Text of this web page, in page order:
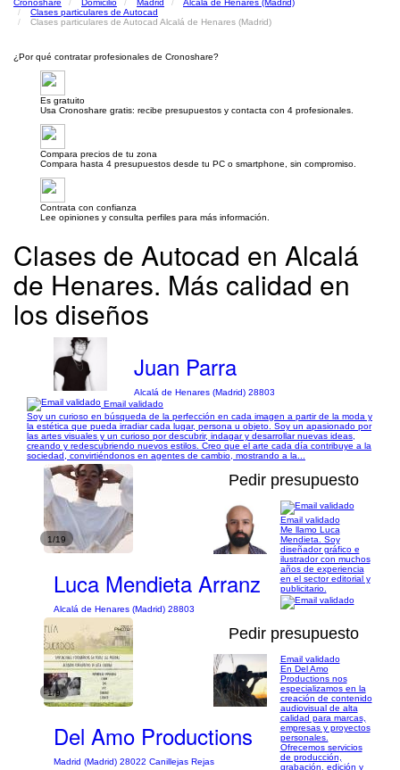
Cronoshare Domicilio Madrid
Alcalá de Henares (Madrid)
Clases particulares de Autocad
Clases particulares de Autocad Alcalá de Henares (Madrid)
¿Por qué contratar profesionales de Cronoshare?
Es gratuito
Usa Cronoshare gratis: recibe presupuestos y contacta con 4 profesionales.
Compara precios de tu zona
Compara hasta 4 presupuestos desde tu PC o smartphone, sin compromiso.
Contrata con confianza
Lee opiniones y consulta perfiles para más información.
Clases de Autocad en Alcalá
de Henares. Más calidad en
los diseños
Juan Parra
Alcalá de Henares (Madrid) 28803
Email validado
Soy un curioso en búsqueda de la perfección en cada imagen a partir de la moda y
la estética que pueda irradiar cada lugar, persona u objeto. Soy un apasionado por
las artes visuales y un curioso por descubrir, indagar y desarrollar nuevas ideas,
creando y redescubriendo nuevos estilos. Creo que el arte cada día contribuye a la
sociedad, convirtiéndonos en agentes de cambio, mostrando a la...
1/19
Pedir presupuesto
Luca Mendieta Arranz
Alcalá de Henares (Madrid) 28803
Email validado
Me llamo Luca
Mendieta. Soy
diseñador gráfico e
ilustrador con muchos
años de experiencia
en el sector editorial y
publicitario.
1/9
Pedir presupuesto
Del Amo Productions
Madrid (Madrid) 28022 Canillejas Rejas
Email validado
En Del Amo
Productions nos
especializamos en la
creación de contenido
audiovisual de alta
calidad para marcas,
empresas y proyectos
personales.
Ofrecemos servicios
de producción,
grabación, edición y